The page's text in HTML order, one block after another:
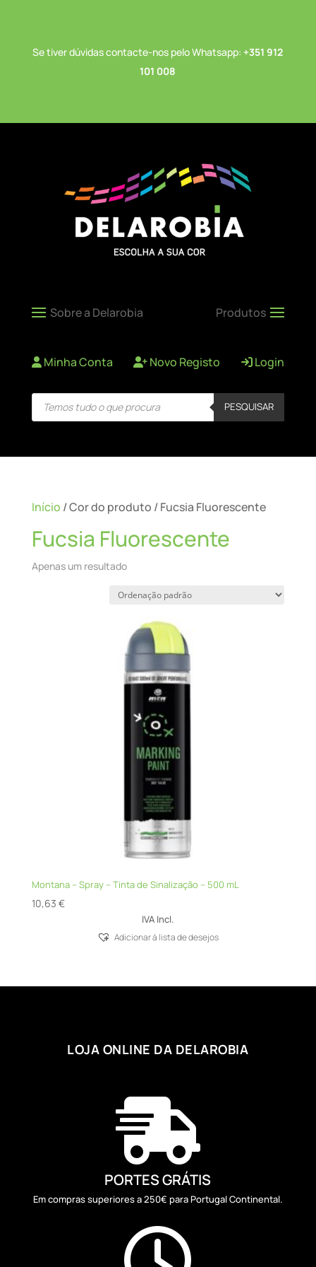
Se tiver dúvidas contacte-nos pelo Whatsapp: +351 912
101 008
Minha Conta Novo Registo Login
Products
search PESQUISAR
Início / Cor do produto / Fucsia Fluorescente
Fucsia Fluorescente
Apenas um resultado
Montana – Spray – Tinta de Sinalização – 500 mL
10,63 €
IVA Incl.
Adicionar á lista de desejos
LOJA ONLINE DA DELAROBIA

PORTES GRÁTIS
Em compras superiores a 250€ para Portugal Continental.